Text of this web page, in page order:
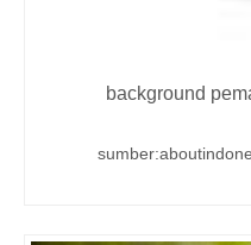
background